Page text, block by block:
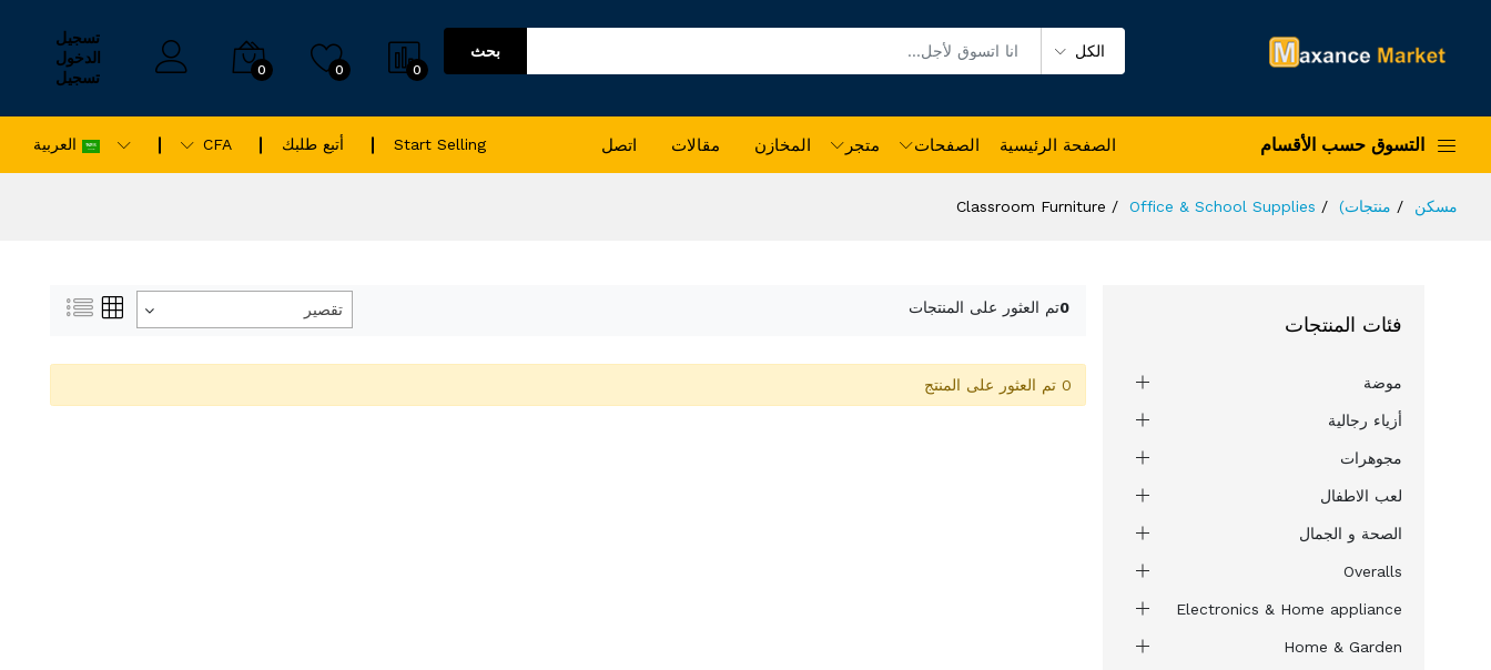
الكل بحث
0
0
0
تسجيل
الدخول
تسجيل
التسوق حسب الأقسام الصفحة الرئيسية الصفحات متجر المخازن مقالات اتصل Start Selling أتبع طلبك CFA العربية
مسكن منتجات) Office & School Supplies
Classroom Furniture
فئات المنتجات
موضة
أزياء رجالية
مجوهرات
لعب الاطفال
الصحة و الجمال
Overalls
Electronics & Home appliance
Home & Garden
0تم العثور على المنتجات تقصير
0 تم العثور على المنتج